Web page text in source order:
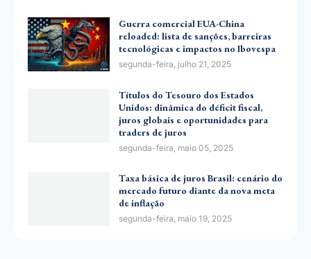
Guerra comercial EUA-China
reloaded: lista de sanções, barreiras
tecnológicas e impactos no Ibovespa
segunda-feira, julho 21, 2025
Títulos do Tesouro dos Estados
Unidos: dinâmica do déficit fiscal,
juros globais e oportunidades para
traders de juros
segunda-feira, maio 05, 2025
Taxa básica de juros Brasil: cenário do
mercado futuro diante da nova meta
de inflação
segunda-feira, maio 19, 2025